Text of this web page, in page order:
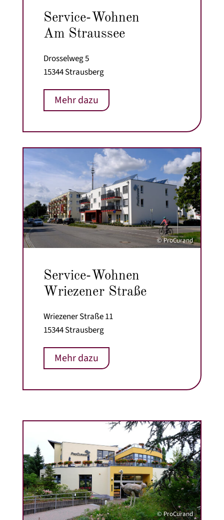
Service-Wohnen
Am Straussee
Drosselweg 5
15344 Strausberg
Mehr dazu
© ProCurand
Service-Wohnen
Wriezener Straße
Wriezener Straße 11
15344 Strausberg
Mehr dazu
© ProCurand